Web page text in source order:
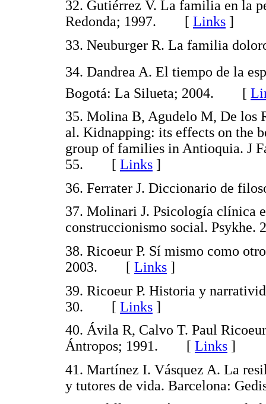
32. Gutiérrez V. La familia en la
Redonda; 1997. [ Links ]
33. Neuburger R. La familia
34. Dandrea A. El tiempo de la
Bogotá: La Silueta; 2004. [
35. Molina B, Agudelo M, De los
al. Kidnapping: its effects on the
group of families in Antioquia. J
55. [ Links ]
36. Ferrater J. Diccionario de
37. Molinari J. Psicología clínica
construccionismo social.
38. Ricoeur P. Sí mismo como
2003. [ Links ]
39. Ricoeur P. Historia y
30. [ Links ]
40. Ávila R, Calvo T. Paul
Ántropos; 1991. [ Links ]
41. Martínez I. Vásquez A. La
y tutores de vida. Barcelona: